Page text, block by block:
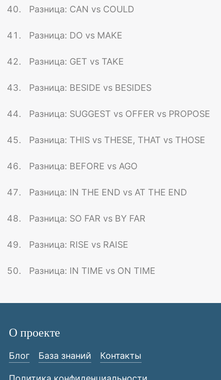
Разница: CAN vs COULD
Разница: DO vs MAKE
Разница: GET vs TAKE
Разница: BESIDE vs BESIDES
Разница: SUGGEST vs OFFER vs PROPOSE
Разница: THIS vs THESE, THAT vs THOSE
Разница: BEFORE vs AGO
Разница: IN THE END vs AT THE END
Разница: SO FAR vs BY FAR
Разница: RISE vs RAISE
Разница: IN TIME vs ON TIME
О проекте
Блог База знаний Контакты